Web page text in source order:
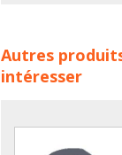
hydraulique
verin
Autres
intéresser